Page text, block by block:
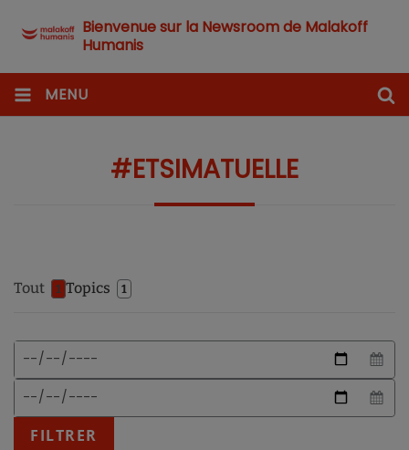
Bienvenue sur la Newsroom de Malakoff
Humanis
MENU
#ETSIMATUELLE
Tout 1 Topics 1
Date
début
Date
Format
date
attendu
:
JJ/MM/AAAA
FILTRER